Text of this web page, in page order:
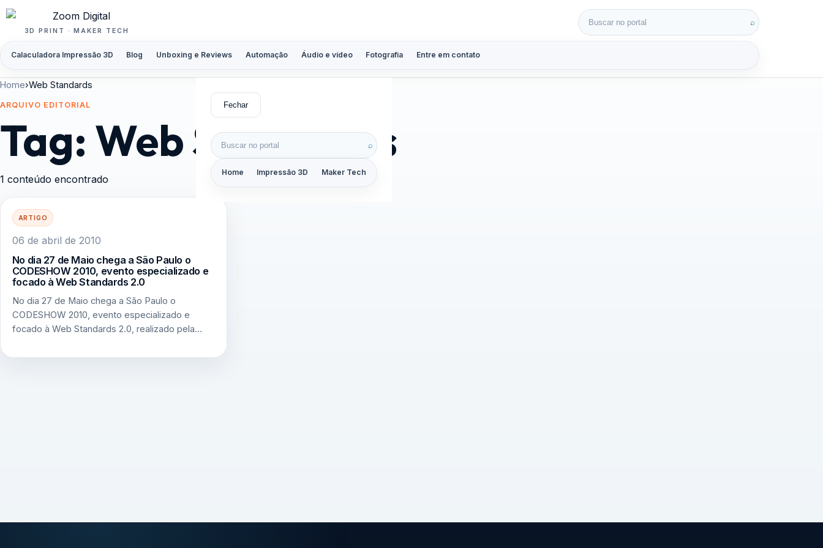
Pular para o conteúdo
3D PRINT · MAKER TECH
Calaculadora Impressão 3D Blog Unboxing e Reviews Automação Áudio e vídeo Fotografia Entre em contato
Buscar por: ⌕
Fechar
Buscar por: ⌕
Home Impressão 3D Maker Tech
Home›Web Standards
ARQUIVO EDITORIAL
Tag: Web Standards
1 conteúdo encontrado
ARTIGO
06 de abril de 2010
No dia 27 de Maio chega a São Paulo o
CODESHOW 2010, evento especializado e
focado à Web Standards 2.0
No dia 27 de Maio chega a São Paulo o
CODESHOW 2010, evento especializado e
focado à Web Standards 2.0, realizado pela…